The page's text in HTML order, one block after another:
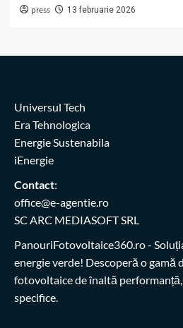
press 13 februarie 2026
Universul Tech
Era Tehnologica
Energie Sustenabila
iEnergie
Contact:
office@e-agentie.ro
SC ARC MEDIASOFT SRL
PanouriFotovoltaice360.ro-
energie verde! Descoperă o gamă
fotovoltaice de înaltă
specifice.